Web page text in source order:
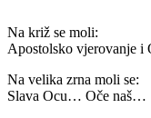
Na križ se moli:
Apostolsko vjerovanje i
Na velika zrna moli se:
Slava Ocu… Oče naš…